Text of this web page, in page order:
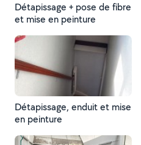
Détapissage + pose de fibre
et mise en peinture
Détapissage, enduit et mise
en peinture